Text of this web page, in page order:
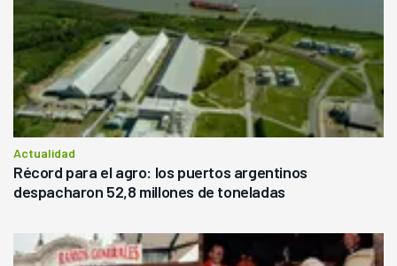
Actualidad
Récord para el agro: los puertos argentinos
despacharon 52,8 millones de toneladas